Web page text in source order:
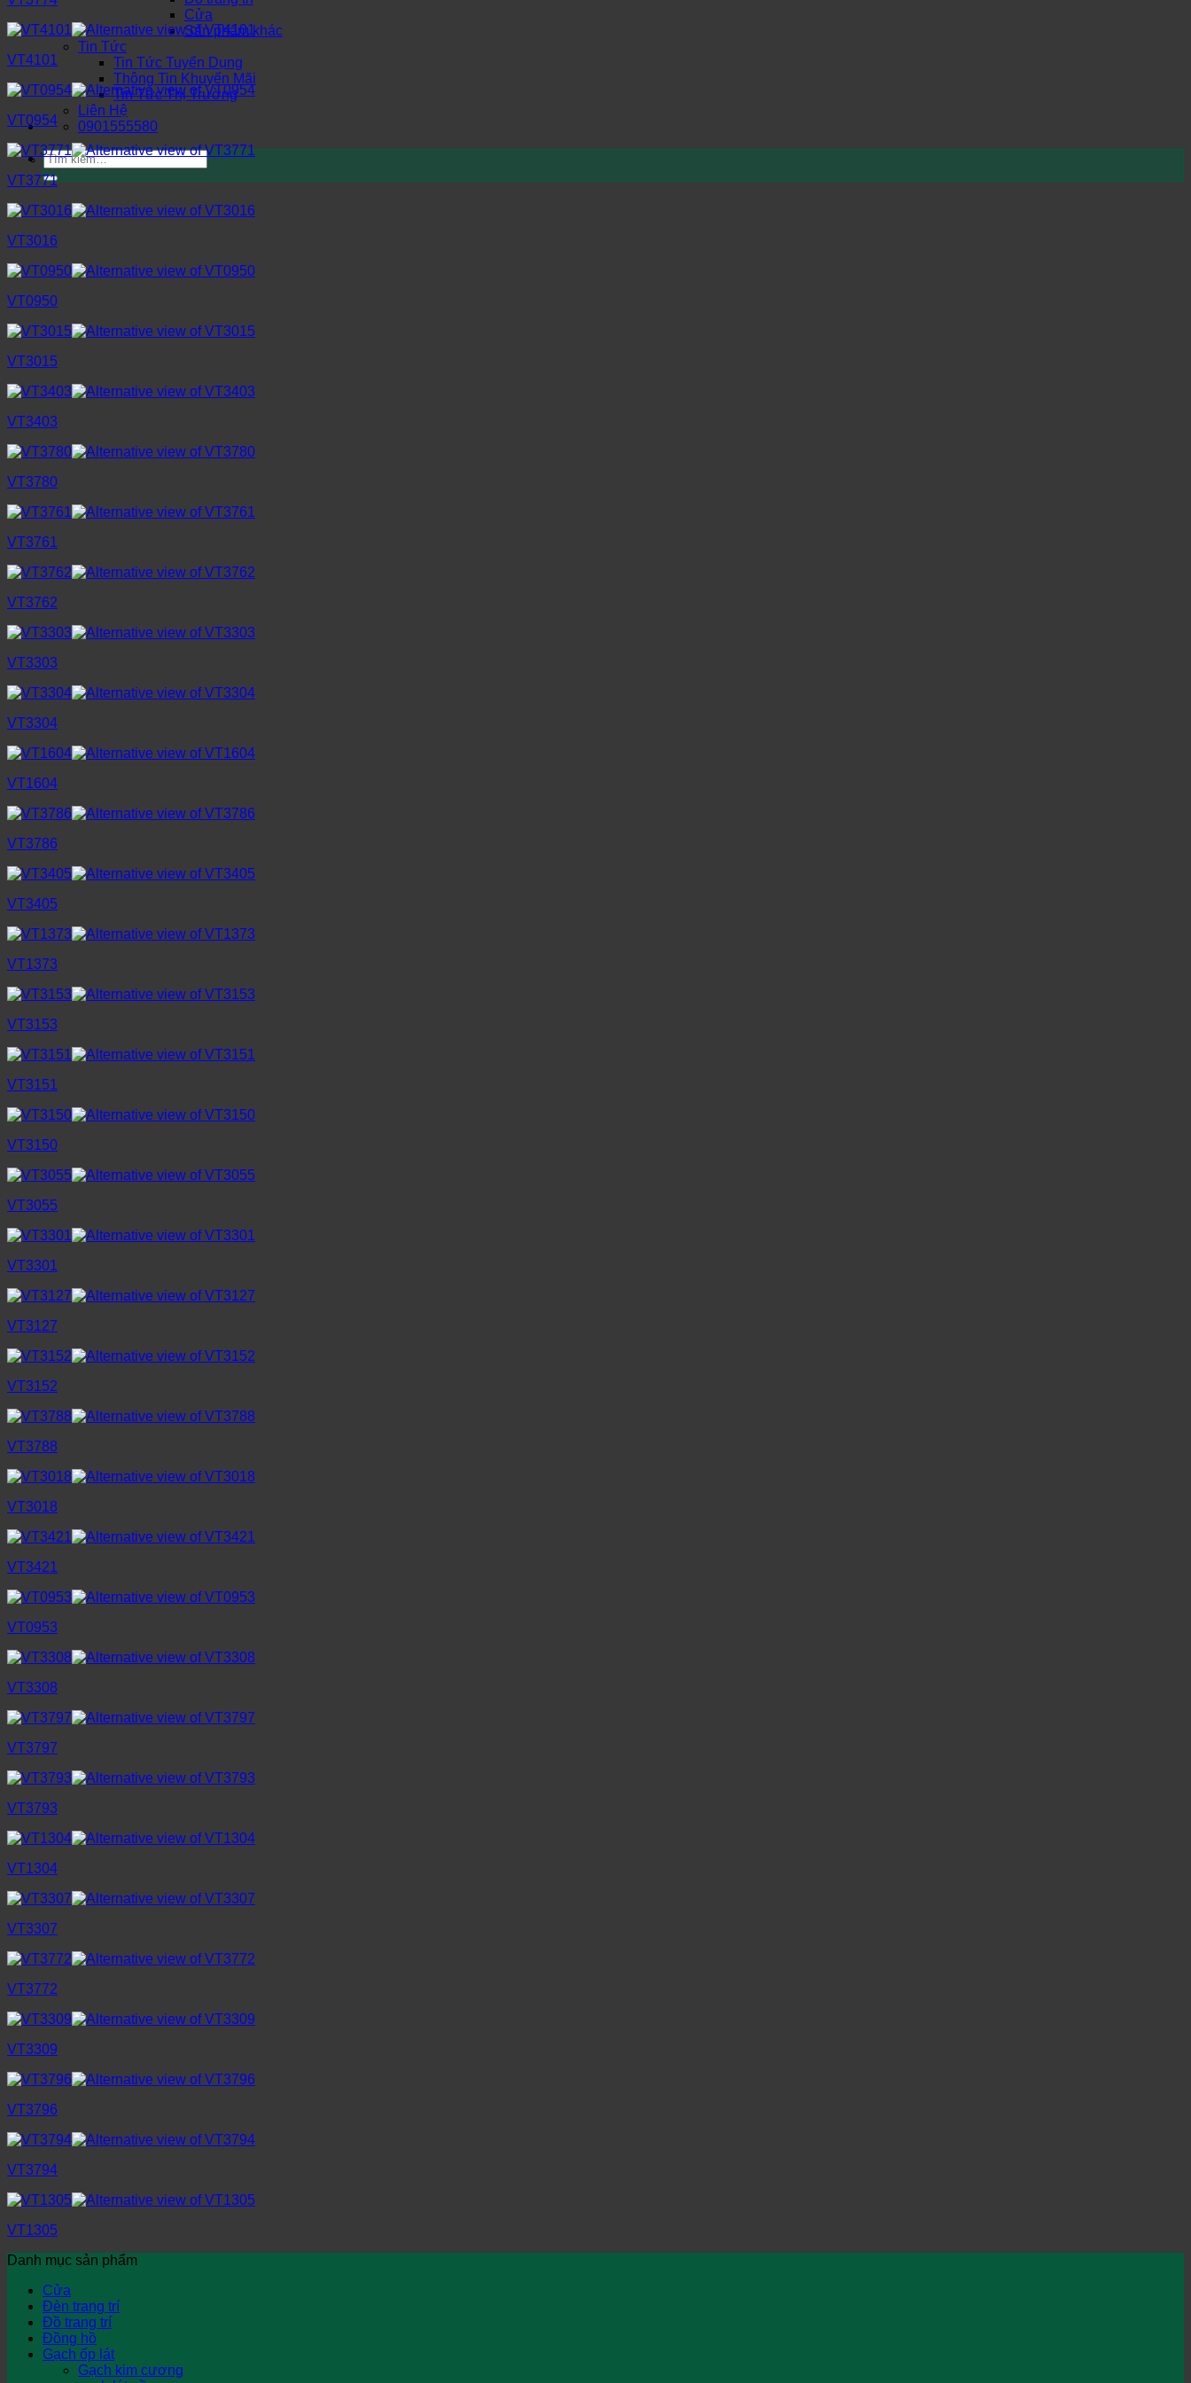
Cửa
Sản phẩm khác
Tin Tức
Tin Tức Tuyển Dụng
Thông Tin Khuyến Mãi
Tin Tức Thị Trường
Liên Hệ
0901555580
Tìm
kiếm:
VT4101
VT0954
VT3771
VT3016
VT0950
VT3015
VT3403
VT3780
VT3761
VT3762
VT3303
VT3304
VT1604
VT3786
VT3405
VT1373
VT3153
VT3151
VT3150
VT3055
VT3301
VT3127
VT3152
VT3788
VT3018
VT3421
VT0953
VT3308
VT3797
VT3793
VT1304
VT3307
VT3772
VT3309
VT3796
VT3794
VT1305
Danh mục sản phẩm
Cửa
Đèn trang trí
Đồ trang trí
Đồng hồ
Gạch ốp lát
Gạch kim cương